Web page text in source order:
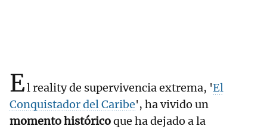
El reality de supervivencia extrema, 'El
Conquistador del Caribe', ha vivido un
momento históricoque ha dejado a la